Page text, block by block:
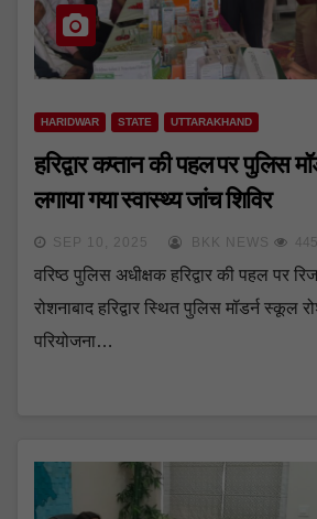
HARIDWAR STATE UTTARAKHAND
हरिद्वार कप्तान की पहल पर पुलिस
लगाया गया स्वास्थ्य जांच शिविर
SEP 10, 2025 BKK NEWS
वरिष्ठ पुलिस अधीक्षक हरिद्वार की पहल पर
रोशनाबाद हरिद्वार स्थित पुलिस मॉडर्न स्कूल
परियोजना…